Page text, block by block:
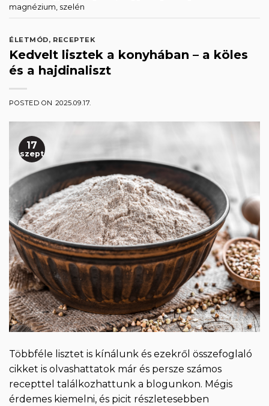
magnézium szelén
ÉLETMÓD, RECEPTEK
Kedvelt lisztek a konyhában – a köles
és a hajdinaliszt
POSTED ON 2025.09.17.
17
szept
Többféle lisztet is kínálunk és ezekről összefoglaló
cikket is olvashattatok már és persze számos
recepttel találkozhattunk a blogunkon. Mégis
érdemes kiemelni, és picit részletesebben